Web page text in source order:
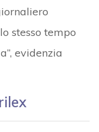
stesso tempo
evidenzia